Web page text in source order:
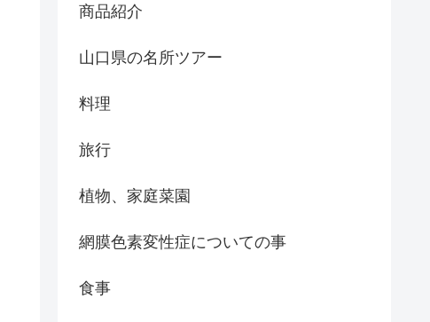
商品紹介
山口県の名所ツアー
料理
旅行
植物、家庭菜園
網膜色素変性症についての事
食事